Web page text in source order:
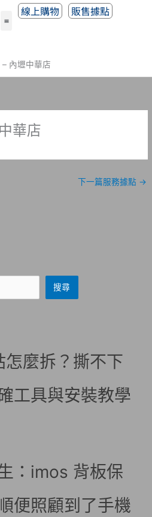
線上購物 販售據點
– 內壢中華店
華店
下一篇服務據點 →
搜尋
麼拆？撕不下
工具與安裝教學
：imos 背板保
便照顧到了手機